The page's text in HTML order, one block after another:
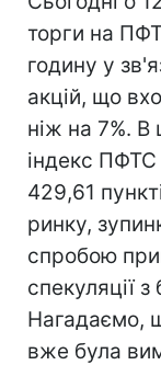
торги на
годину у
акцій, що
ніж на 7%. В
індекс
429,61
ринку,
спробою
спекуляції
Нагадаємо,
вже була